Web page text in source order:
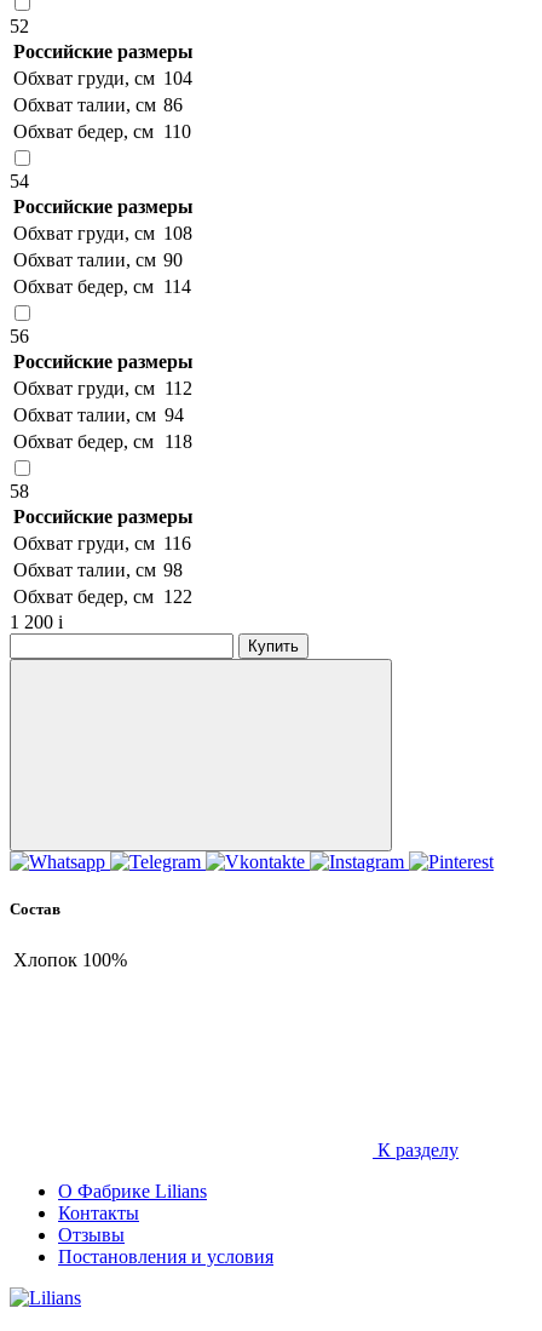
52
Российские размеры
Обхват груди, см 104
Обхват талии, см 86
Обхват бедер, см 110
54
Российские размеры
Обхват груди, см 108
Обхват талии, см 90
Обхват бедер, см 114
56
Российские размеры
Обхват груди, см 112
Обхват талии, см 94
Обхват бедер, см 118
58
Российские размеры
Обхват груди, см 116
Обхват талии, см 98
Обхват бедер, см 122
1 200 i
Купить
Состав
Хлопок 100%
К разделу
О Фабрике Lilians
Контакты
Отзывы
Постановления и условия